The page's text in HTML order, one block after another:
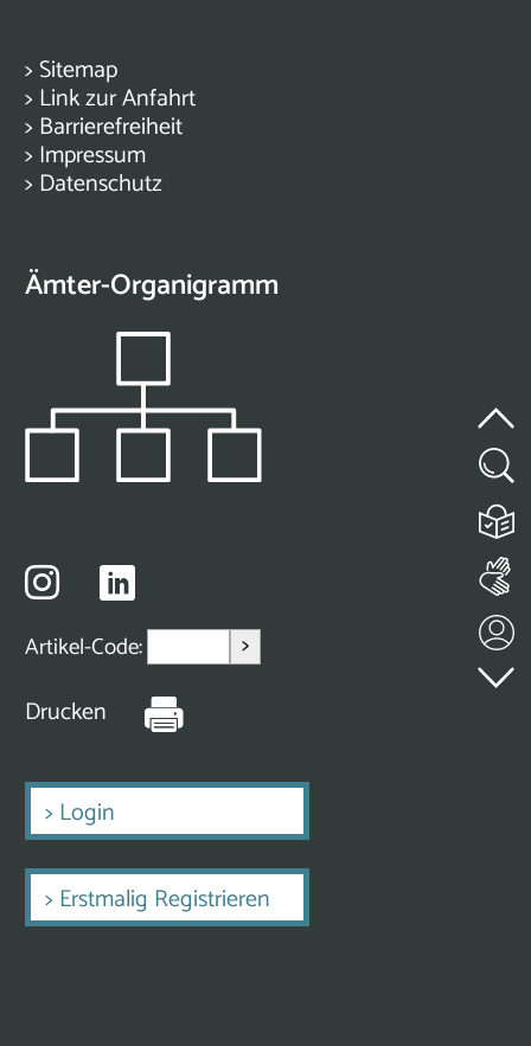
> Sitemap
> Link zur Anfahrt
> Barrierefreiheit
> Impressum
> Datenschutz
Ämter-Organigramm
Artikel-Code: >
Drucken
> Login
> Erstmalig Registrieren